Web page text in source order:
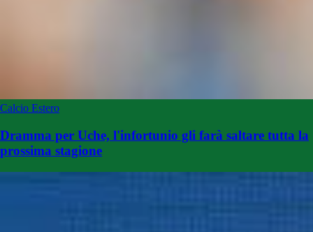
Calcio Estero
Dramma per Uche, l'infortunio gli farà saltare tutta la
prossima stagione